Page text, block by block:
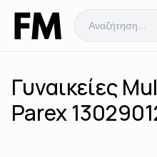
Γυναικείες
Parex